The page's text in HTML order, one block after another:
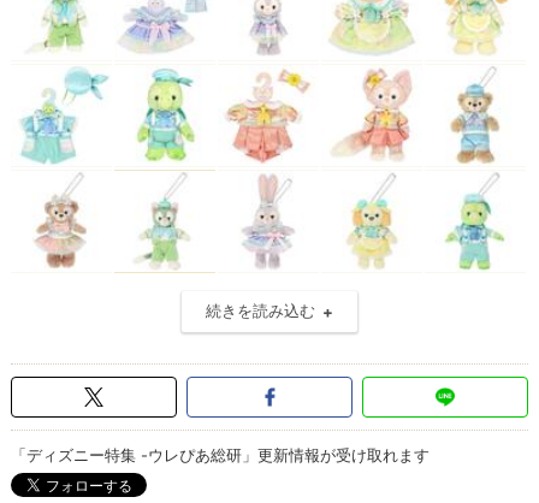
続きを読み込む
「ディズニー特集 -ウレぴあ総研」更新情報が受け取れます